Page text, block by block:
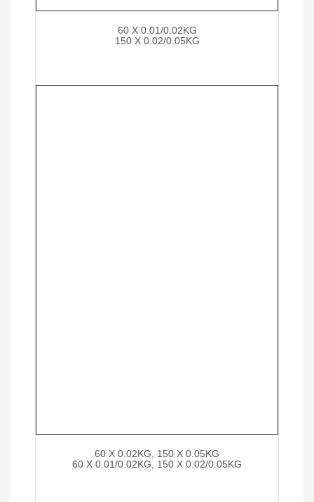
60 X 0.01/0.02KG
150 X 0.02/0.05KG
60 X 0.02KG, 150 X 0.05KG
60 X 0.01/0.02KG, 150 X 0.02/0.05KG